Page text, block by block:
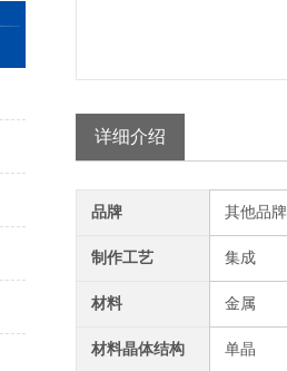
详细介绍
品牌 其他品牌
制作工艺 集成
材料 金属
材料晶体结构 单晶